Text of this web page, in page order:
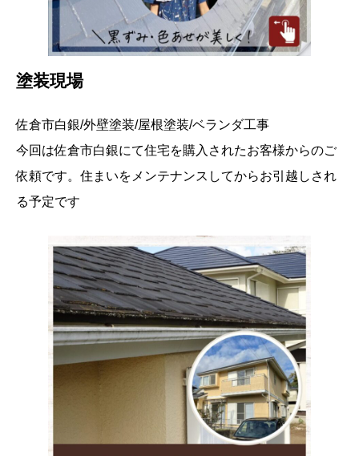
塗装現場
佐倉市白銀/外壁塗装/屋根塗装/ベランダ工事
今回は佐倉市白銀にて住宅を購入されたお客様からのご
依頼です。住まいをメンテナンスしてからお引越しされ
る予定です